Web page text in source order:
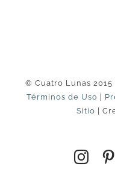
© Cuatro Lunas 2015
Términos de Uso
Sitio |